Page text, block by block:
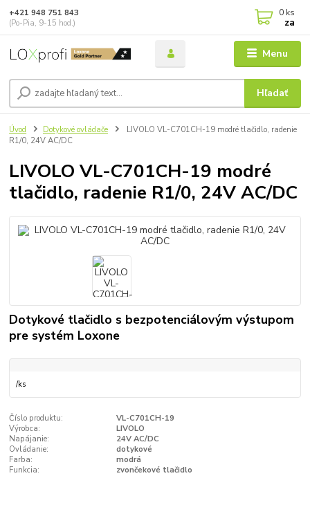
Menu
Hľadať
+421 948 751 843
(Po-Pia, 9-15 hod.)
0 ks
za
Úvod Dotykové ovládače
LIVOLO VL-C701CH-19 modré tlačidlo, radenie
R1/0, 24V AC/DC
LIVOLO VL-C701CH-19 modré
tlačidlo, radenie R1/0, 24V AC/DC
Dotykové tlačidlo s bezpotenciálovým výstupom
pre systém Loxone
/ks
Číslo produktu:
VL-C701CH-19
Výrobca:
LIVOLO
Napájanie:
24V AC/DC
Ovládanie:
dotykové
Farba:
modrá
Funkcia:
zvončekové tlačidlo